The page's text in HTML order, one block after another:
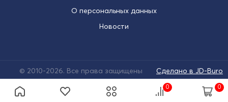
0 0
О персональных данных
Новости
© 2010-2026. Все права защищены Сделано в JD-Buro